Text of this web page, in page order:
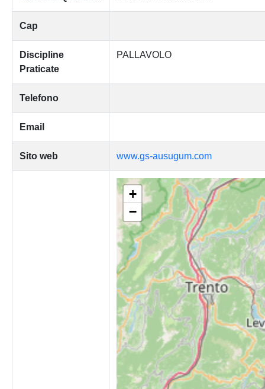
Cap
Discipline
Praticate
PALLAVOLO
Telefono
Email
Sito web www.gs-ausugum.com
+
−